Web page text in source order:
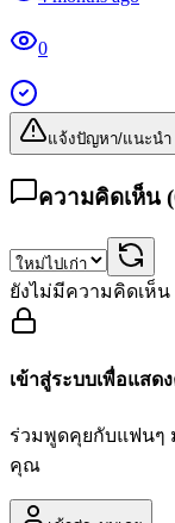
0
แจ้งปัญหา/แนะนำ
ความคิดเห็น (
ยังไม่มีความคิดเห็
เข้าสู่ระบบเพื่อแสด
ร่วมพูดคุยกับแฟนๆ
คุณ